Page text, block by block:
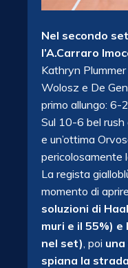
Nel secondo
l’A.Carraro
Kathryn
Wolosz e De
primo allungo: 6-
Sul 10-6 bel rush
e un’ottima
pericolosamente
La regista
momento di
soluzioni di
muri e il 55%) e
nel set) , poi
spiana la